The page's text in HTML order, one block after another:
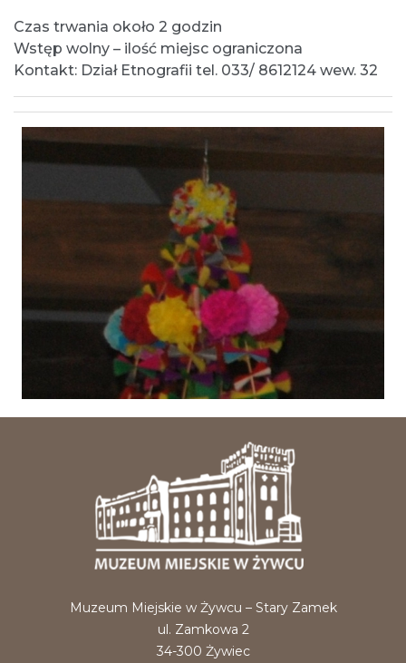
Czas trwania około 2 godzin
Wstęp wolny – ilość miejsc ograniczona
Kontakt: Dział Etnografii tel. 033/ 8612124 wew. 32
Muzeum Miejskie w Żywcu – Stary Zamek
ul. Zamkowa 2
34-300 Żywiec